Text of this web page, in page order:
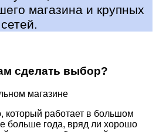
магазина и крупных
сделать выбор?
магазине
который работает в большом
больше года, вряд ли хорошо